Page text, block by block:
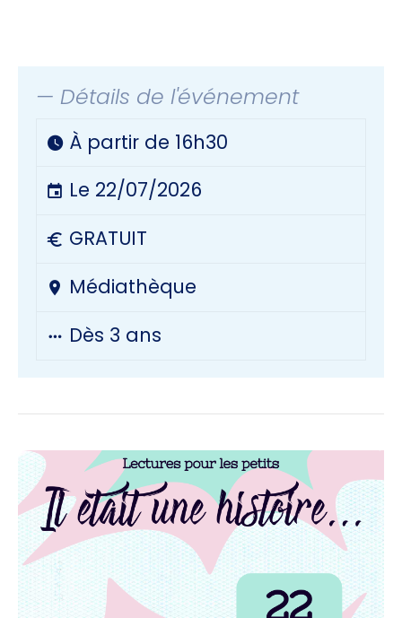
— Détails de l'événement
À partir de 16h30
Le 22/07/2026
GRATUIT
Médiathèque
Dès 3 ans